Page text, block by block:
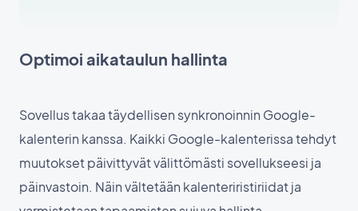
Optimoi aikataulun hallinta
Sovellus takaa täydellisen synkronoinnin Google-
kalenterin kanssa. Kaikki Google-kalenterissa tehdyt
muutokset päivittyvät välittömästi sovellukseesi ja
päinvastoin. Näin vältetään kalenteriristiriidat ja